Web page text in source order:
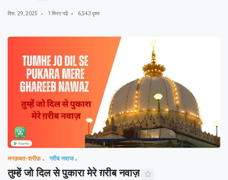
दिस. 29, 2025 1 मिनट पढ़ें 6,543 दृश्य
मनक़बत-शरीफ़ गरीब नवाज
तुम्हें जो दिल से पुकारा मेरे ग़रीब नवाज़